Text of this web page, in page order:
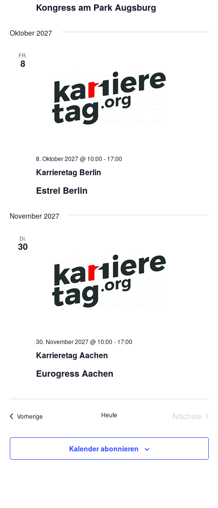
Kongress am Park Augsburg
Oktober 2027
FR.
8
Karrieretag Berlin
8. Oktober 2027 @ 10:00 - 17:00
Estrel Berlin
November 2027
DI.
30
Karrieretag Aachen
30. November 2027 @ 10:00 - 17:00
Eurogress Aachen
VorherigeVeranstaltungen Heute
Nächste
Kalender abonnieren